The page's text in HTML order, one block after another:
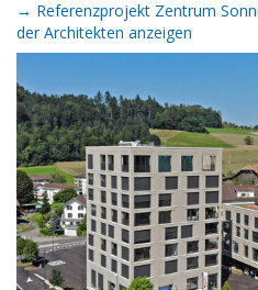
→ Referenzprojekt Zentrum
der Architekten anzeigen